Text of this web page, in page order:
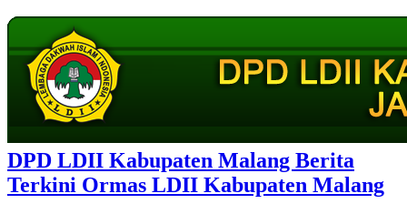
DPD LDII Kabupaten Malang Berita
Terkini Ormas LDII Kabupaten Malang